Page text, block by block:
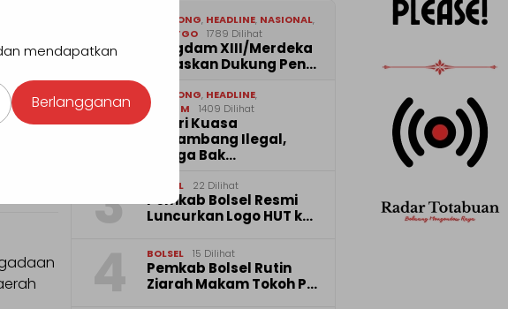
1 BOLMONG, HEADLINE, NASIONAL,
SULUTGO
1789 Dilihat
Pangdam XIII/Merdeka
Tegaskan Dukung Pen…
2 BOLMONG, HEADLINE,
HUKRIM
1409 Dilihat
Diberi Kuasa
Menambang Ilegal,
Warga Bak…
3 BOLSEL 22 Dilihat
Pemkab Bolsel Resmi
Luncurkan Logo HUT k…
BOLSEL 15 Dilihat
Pemkab Bolsel Rutin
Ziarah Makam Tokoh P…
mendapatkan
Berlangganan